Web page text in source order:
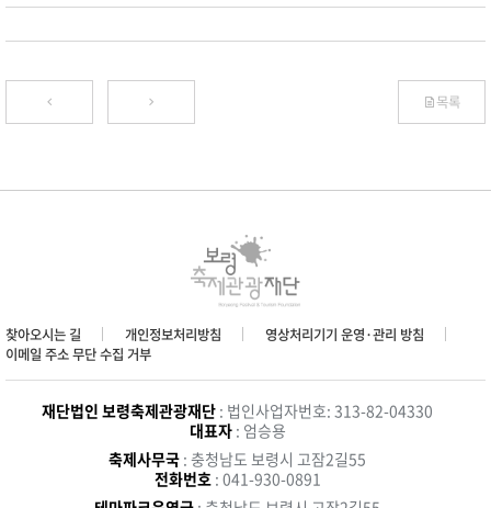
목록
찾아오시는 길 개인정보처리방침
영상처리기기 운영·관리 방침
이메일 주소 무단 수집 거부
재단법인 보령축제관광재단 : 법인사업자번호: 313-82-04330
대표자: 엄승용
축제사무국 : 충청남도 보령시 고잠2길55
전화번호 : 041-930-0891